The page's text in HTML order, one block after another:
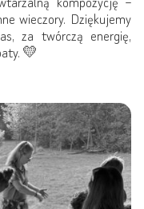
wieczory. Dziękujemy
za twórczą energię,
💛